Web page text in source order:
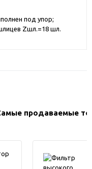
под упор;
Zшл.=18 шл.
продаваемые